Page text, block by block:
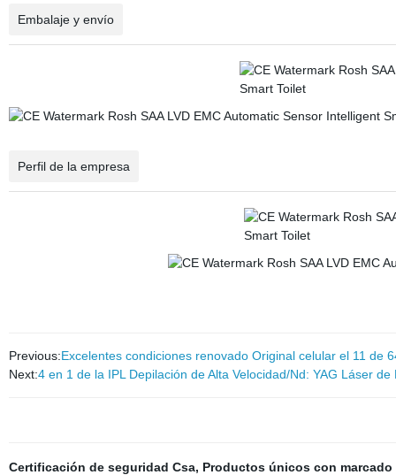
Embalaje y envío
Perfil de la empresa
Previous:Excelentes condiciones renovado Original celular el 11 de
Next:4 en 1 de la IPL Depilación de Alta Velocidad/Nd: YAG Láser
Certificación de seguridad Csa, Productos únicos con marcado